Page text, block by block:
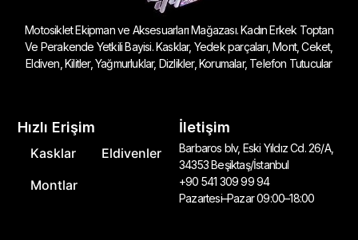
Motosiklet Ekipman ve Aksesuarları Mağazası. Kadın Erkek Toptan
Ve Perakende Yetkili Bayisi. Kasklar, Yedek parçaları, Mont, Ceket,
Eldiven, Kilitler, Yağmurluklar, Dizlikler, Korumalar, Telefon Tutucular
Hızlı Erişim
Kasklar
Eldivenler
Montlar
İletişim
Barbaros blv, Eski Yıldız Cd. 26/A,
34353 Beşiktaş/İstanbul
+90 541 309 99 94
Pazartesi–Pazar 09:00–18:00